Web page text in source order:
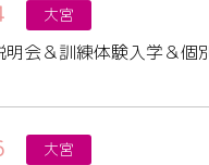
大宮
会＆訓練体験入学＆個
大宮